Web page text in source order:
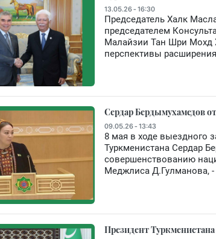
13.05.26 - 16:30
Председатель Халк
председателем
Малайзии Тан Шри Мохд
перспективы
Сердар Бердымухамедов
09.05.26 - 13:43
8 мая в ходе выездного
Туркменистана Сердар
совершенствованию
Меджлиса Д.Гулманова, -
Президент